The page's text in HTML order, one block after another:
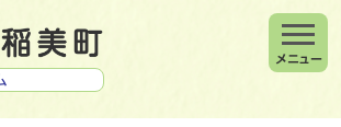
メニュー